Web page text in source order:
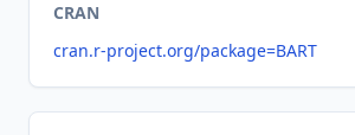
CRAN
cran.r-project.org/package=BART